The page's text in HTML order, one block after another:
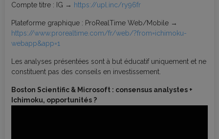
Compte titre : IG → https://upl.inc/ry96fr
Plateforme graphique : ProRealTime Web/Mobile →
https://www.prorealtime.com/fr/web/?from=ichimoku-
webapp&app=1
Les analyses présentées sont à but éducatif uniquement et ne
constituent pas des conseils en investissement.
Boston Scientific & Microsoft : consensus analystes +
Ichimoku, opportunités ?